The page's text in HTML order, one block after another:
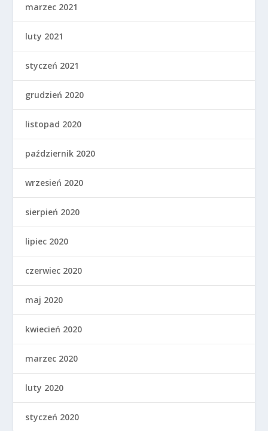
marzec 2021
luty 2021
styczeń 2021
grudzień 2020
listopad 2020
październik 2020
wrzesień 2020
sierpień 2020
lipiec 2020
czerwiec 2020
maj 2020
kwiecień 2020
marzec 2020
luty 2020
styczeń 2020